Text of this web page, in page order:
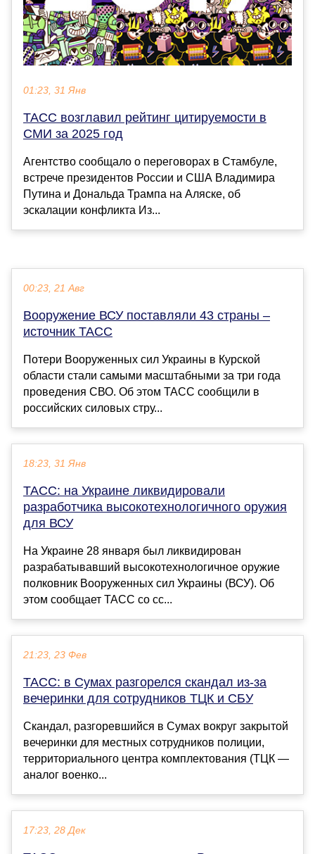
01:23, 31 Янв
ТАСС возглавил рейтинг цитируемости в
СМИ за 2025 год
Агентство сообщало о переговорах в Стамбуле,
встрече президентов России и США Владимира
Путина и Дональда Трампа на Аляске, об
эскалации конфликта Из...
00:23, 21 Авг
Вооружение ВСУ поставляли 43 страны –
источник ТАСС
Потери Вооруженных сил Украины в Курской
области стали самыми масштабными за три года
проведения СВО. Об этом ТАСС сообщили в
российских силовых стру...
18:23, 31 Янв
ТАСС: на Украине ликвидировали
разработчика высокотехнологичного оружия
для ВСУ
На Украине 28 января был ликвидирован
разрабатывавший высокотехнологичное оружие
полковник Вооруженных сил Украины (ВСУ). Об
этом сообщает ТАСС со сс...
21:23, 23 Фев
ТАСС: в Сумах разгорелся скандал из-за
вечеринки для сотрудников ТЦК и СБУ
Скандал, разгоревшийся в Сумах вокруг закрытой
вечеринки для местных сотрудников полиции,
территориального центра комплектования (ТЦК —
аналог военко...
17:23, 28 Дек